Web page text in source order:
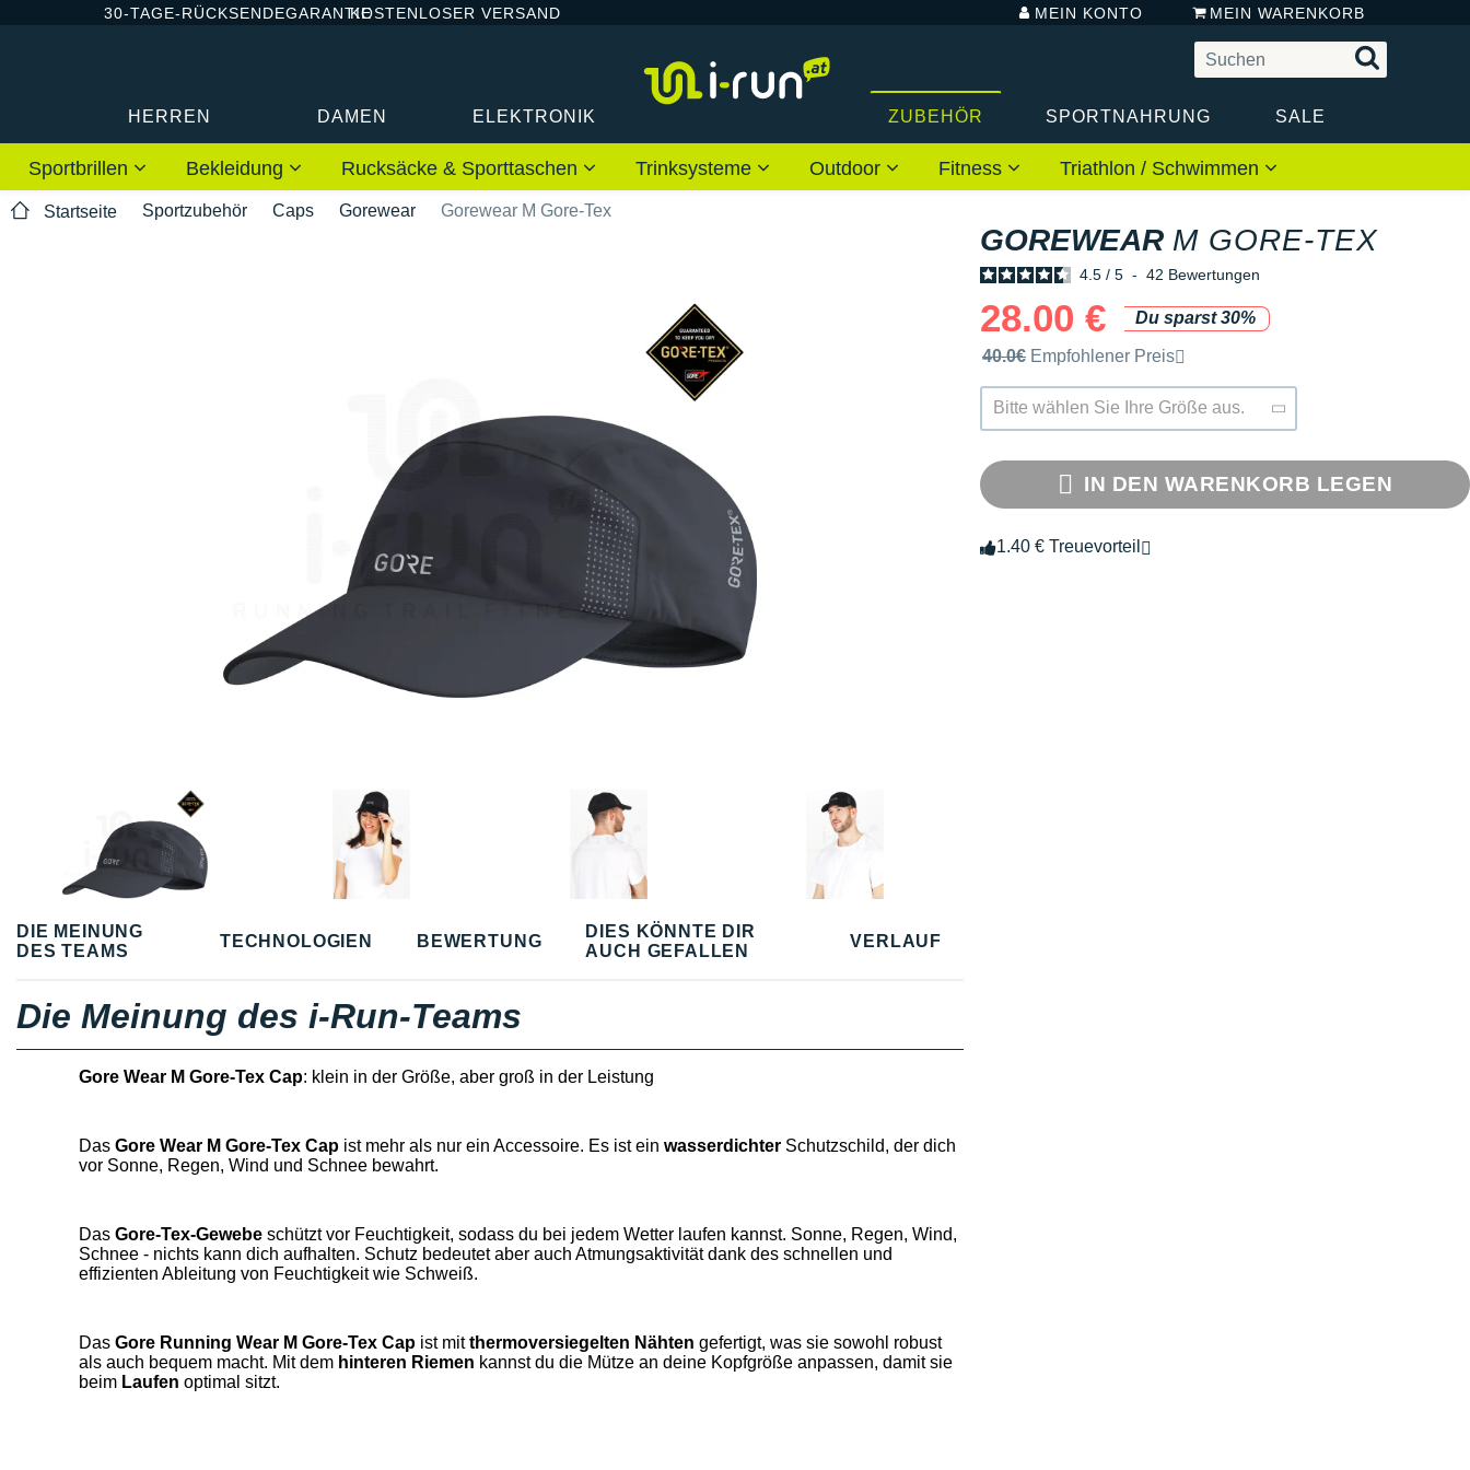
30-TAGE-RÜCKSENDEGARANTIEKOSTENLOSER VERSAND MEIN KONTO MEIN WARENKORB
HERREN DAMEN ELEKTRONIK ZUBEHÖR SPORTNAHRUNG SALE
Sportbrillen Bekleidung Rucksäcke & Sporttaschen Trinksysteme Outdoor Fitness Triathlon / Schwimmen
Startseite Sportzubehör Caps Gorewear Gorewear M Gore-Tex
GOREWEAR M GORE-TEX
4.5 / 5 - 42 Bewertungen
28.00 €
Du sparst 30%
Unverbindliche Preisempfehlung der Marke
40.0€ Empfohlener Preis
Bitte wählen Sie Ihre Größe aus.
IN DEN WARENKORB LEGEN
1.40 € Treuevorteil
DIE MEINUNG
DES TEAMS
TECHNOLOGIEN BEWERTUNG
DIES KÖNNTE DIR
AUCH GEFALLEN
VERLAUF
Die Meinung des i-Run-Teams
Gore Wear M Gore-Tex Cap: klein in der Größe, aber groß in der Leistung
Das Gore Wear M Gore-Tex Capist mehr als nur ein Accessoire. Es ist ein wasserdichterSchutzschild, der dich
vor Sonne, Regen, Wind und Schnee bewahrt.
Das Gore-Tex-Gewebe schützt vor Feuchtigkeit, sodass du bei jedem Wetter laufen kannst. Sonne, Regen, Wind,
Schnee - nichts kann dich aufhalten. Schutz bedeutet aber auch Atmungsaktivität dank des schnellen und
effizienten Ableitung von Feuchtigkeit wie Schweiß.
Das Gore Running Wear M Gore-Tex Capist mitthermoversiegelten Nähten gefertigt, was sie sowohl robust
als auch bequem macht. Mit dem hinteren Riemen kannst du die Mütze an deineKopfgröße anpassen, damit sie
beim Laufen optimal sitzt.